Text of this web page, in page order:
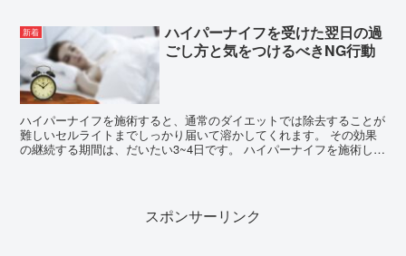
新着
ハイパーナイフを受けた翌日の過
ごし方と気をつけるべきNG行動
ハイパーナイフを施術すると、通常のダイエットでは除去することが
難しいセルライトまでしっかり届いて溶かしてくれます。 その効果
の継続する期間は、だいたい3~4日です。 ハイパーナイフを施術した
スポンサーリンク